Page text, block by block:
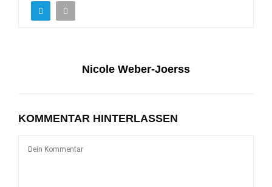
Nicole Weber-Joerss
KOMMENTAR HINTERLASSEN